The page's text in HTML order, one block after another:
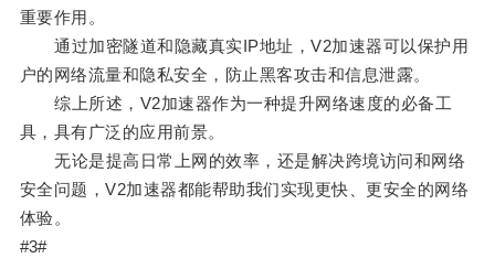
重要作用。
通过加密隧道和隐藏真实IP地址，V2加速器可以保护用
户的网络流量和隐私安全，防止黑客攻击和信息泄露。
综上所述，V2加速器作为一种提升网络速度的必备工
具，具有广泛的应用前景。
无论是提高日常上网的效率，还是解决跨境访问和网络
安全问题，V2加速器都能帮助我们实现更快、更安全的网络
体验。
#3#